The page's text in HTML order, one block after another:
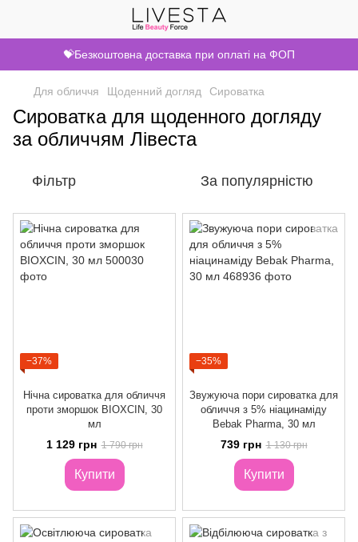
💝Безкоштовна доставка при оплаті на ФОП
Для обличчя Щоденний догляд Сироватка
Сироватка для щоденного догляду
за обличчям Лівеста
Фільтр За популярністю
−37%
Нічна сироватка для обличчя
проти зморшок BIOXCIN, 30
мл
1 129 грн 1 790 грн
Купити
−35%
Звужуюча пори сироватка для
обличчя з 5% ніацинаміду
Bebak Pharma, 30 мл
739 грн 1 130 грн
Купити